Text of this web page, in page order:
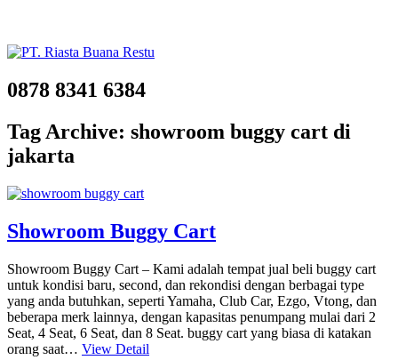
0878 8341 6384
Tag Archive: showroom buggy cart di
jakarta
Showroom Buggy Cart
Showroom Buggy Cart – Kami adalah tempat jual beli buggy cart
untuk kondisi baru, second, dan rekondisi dengan berbagai type
yang anda butuhkan, seperti Yamaha, Club Car, Ezgo, Vtong, dan
beberapa merk lainnya, dengan kapasitas penumpang mulai dari 2
Seat, 4 Seat, 6 Seat, dan 8 Seat. buggy cart yang biasa di katakan
orang saat… View Detail